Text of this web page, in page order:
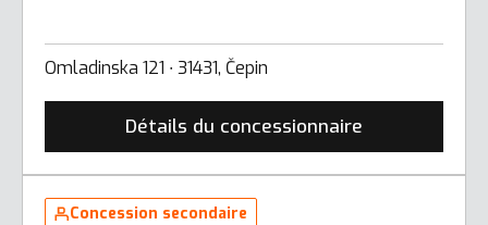
Omladinska 121 ∙ 31431, Čepin
Détails du concessionnaire
Concession secondaire